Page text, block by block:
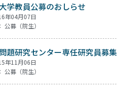
学教員公募のおしらせ
年04月07日
公募（院生）
題研究センター専任研究員募集
年11月06日
公募（院生）